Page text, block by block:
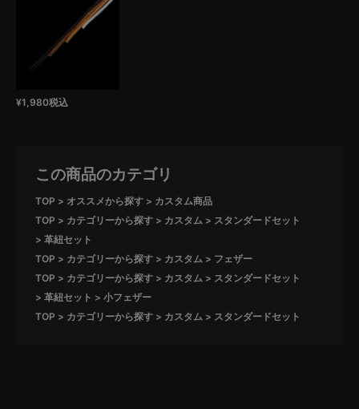
¥1,980税込
この商品のカテゴリ
TOP オススメから探す
カスタム商品
TOP
カテゴリーから探す カスタム
スタンダードセット
革紐セット
TOP
カテゴリーから探す カスタム
フェザー
TOP
カテゴリーから探す カスタム
スタンダードセット
革紐セット
小フェザー
TOP
カテゴリーから探す カスタム スタンダードセット